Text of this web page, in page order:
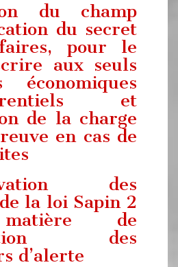
du champ
du secret
pour le
aux seuls
économiques
et
de la charge
en cas de
des
la loi Sapin 2
de
des
d’alerte